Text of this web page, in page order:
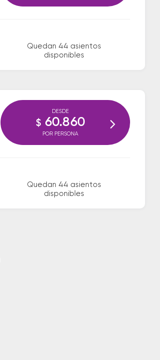
Quedan 44 asientos
disponibles
Quedan 44 asientos
disponibles
DESDE
$ 60.860
POR PERSONA